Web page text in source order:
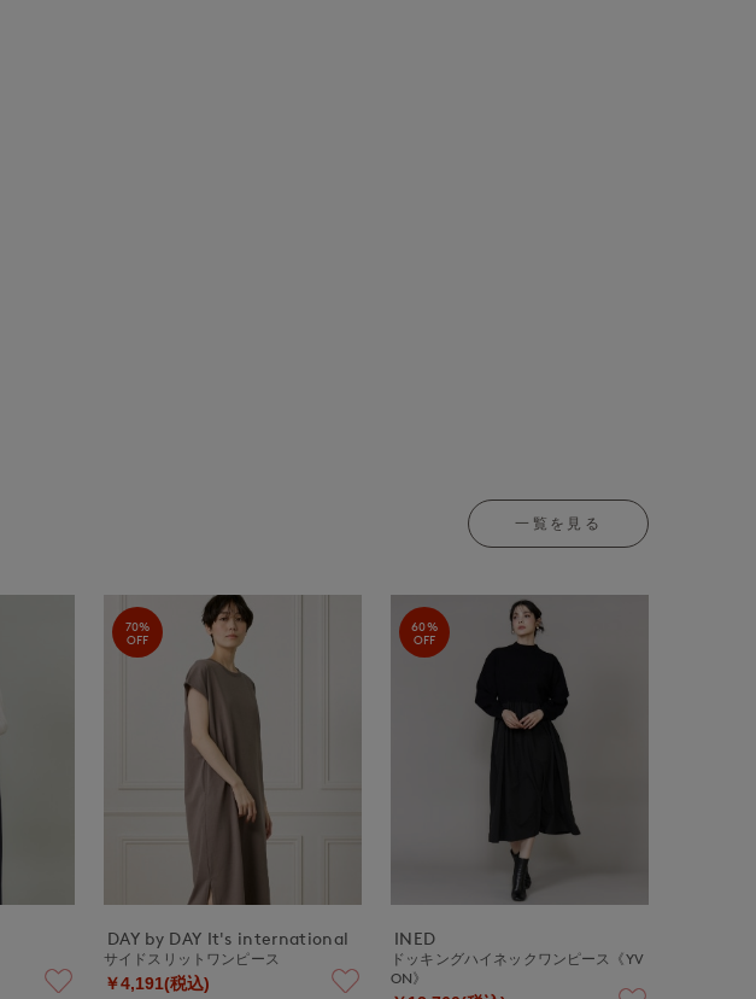
一覧を見る
70%
OFF
DAY by DAY It's international
サイドスリットワンピース
￥4,191(税込)
60%
OFF
INED
ドッキングハイネックワンピース《YV
ON》